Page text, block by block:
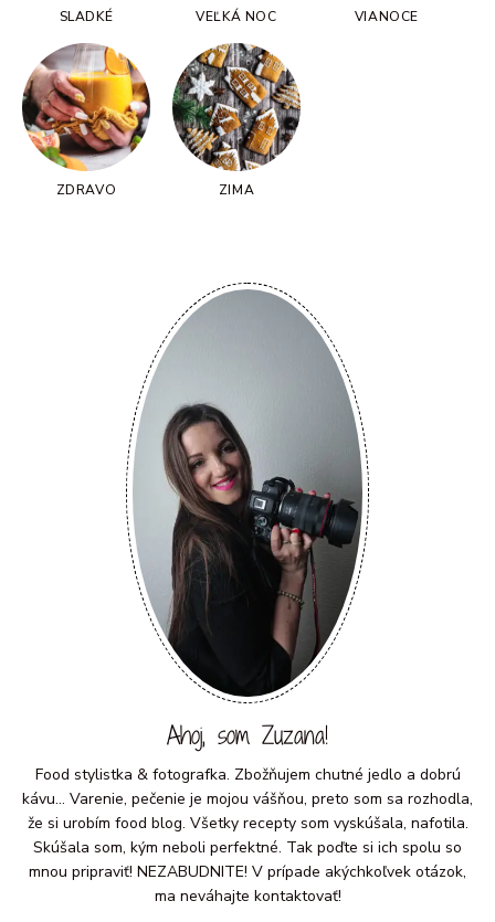
SLADKÉ VEĽKÁ NOC VIANOCE
ZDRAVO ZIMA
Ahoj, som Zuzana!
Food stylistka & fotografka. Zbožňujem chutné jedlo a dobrú
kávu... Varenie, pečenie je mojou vášňou, preto som sa rozhodla,
že si urobím food blog. Všetky recepty som vyskúšala, nafotila.
Skúšala som, kým neboli perfektné. Tak poďte si ich spolu so
mnou pripraviť! NEZABUDNITE! V prípade akýchkoľvek otázok,
ma neváhajte kontaktovať!